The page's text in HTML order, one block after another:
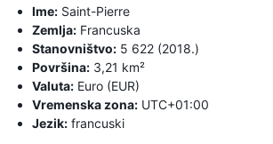
Ime: Saint-Pierre
Zemlja: Francuska
Stanovništvo: 5 622 (2018.)
Površina: 3,21 km²
Valuta: Euro (EUR)
Vremenska zona: UTC+01:00
Jezik: francuski